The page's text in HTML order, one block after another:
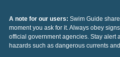
A note for our users: Swim Guide
moment you ask for it. Always obey
official government agencies. Stay alert
hazards such as dangerous currents